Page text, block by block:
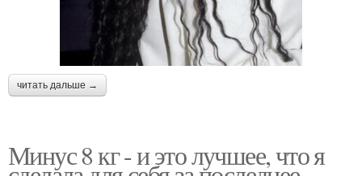
читать дальше →
Минус 8 кг - и это лучшее, что я